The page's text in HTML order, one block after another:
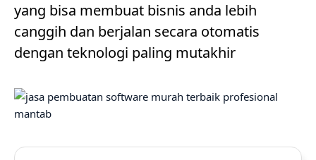
yang bisa membuat bisnis anda lebih
canggih dan berjalan secara otomatis
dengan teknologi paling mutakhir